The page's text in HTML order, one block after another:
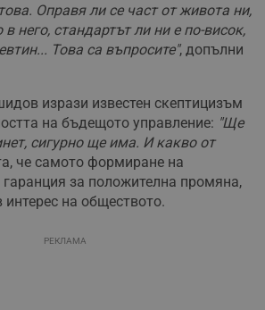
Оправя ли се част от живота ни,
него, стандартът ли ни е по-висок,
Това са въпросите", допълни
изрази известен скептицизъм
на бъдещото управление: "Ще
сигурно ще има. И какво от
че самото формиране на
гаранция за положителна промяна,
интерес на обществото.
РЕКЛАМА